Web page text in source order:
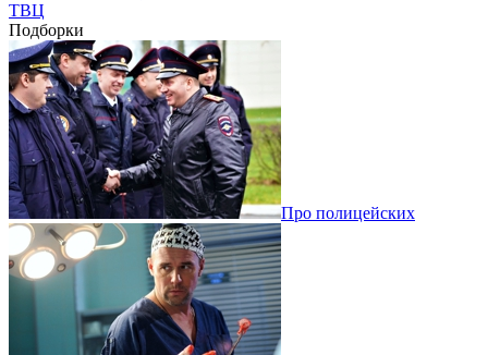
ТВЦ
Подборки
Про полицейских